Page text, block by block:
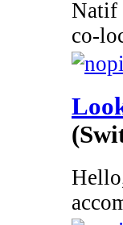
Natif
co-